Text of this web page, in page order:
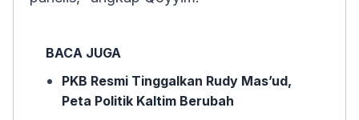
BACA JUGA
PKB Resmi Tinggalkan Rudy Mas’ud,
Peta Politik Kaltim Berubah